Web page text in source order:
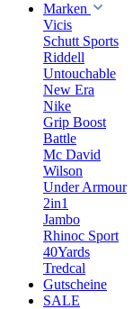
Marken
Vicis
Schutt Sports
Riddell
Untouchable
New Era
Nike
Grip Boost
Battle
Mc David
Wilson
Under Armour
2in1
Jambo
Rhinoc Sport
40Yards
Tredcal
Gutscheine
SALE